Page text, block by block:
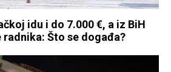
idu i do 7.000 €, a iz BiH
radnika: Što se događa?